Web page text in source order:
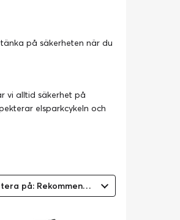
på säkerheten när du
vi alltid säkerhet på
elsparkcykeln och
Sortera på: Rekommenderad